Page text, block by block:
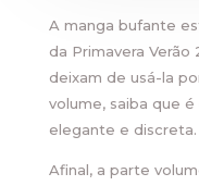
A manga bufante
da Primavera
deixam de usá-la
volume, saiba que
elegante e discreta.
Afinal, a parte